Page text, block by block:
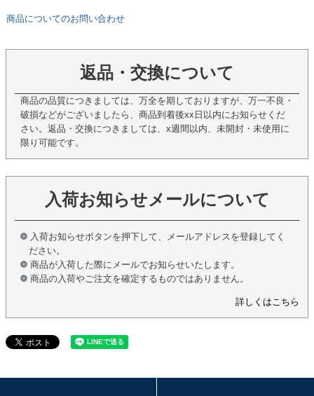
商品についてのお問い合わせ
返品・交換について
商品の品質につきましては、万全を期しておりますが、万一不良・
破損などがございましたら、商品到着後xx日以内にお知らせくだ
さい。返品・交換につきましては、x週間以内、未開封・未使用に
限り可能です。
入荷お知らせメールについて
入荷お知らせボタンを押下して、メールアドレスを登録してく
ださい。
商品が入荷した際にメールでお知らせいたします。
商品の入荷やご注文を確定するものではありません。
詳しくはこちら